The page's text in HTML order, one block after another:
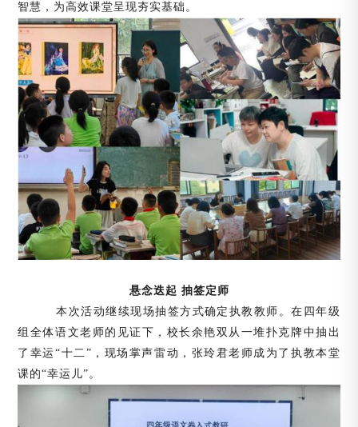
智慧，为高效课堂呈现夯实基础。
悬念迭起 抽签定师
本次活动继续现场抽签方式确定执教教师。在四年级
组全体语文老师的见证下，校长余艳双从一堆扑克牌中抽出
了幸运“十二”，现场掌声雷动，张玲君老师成为了执教本堂
课的“幸运儿”。